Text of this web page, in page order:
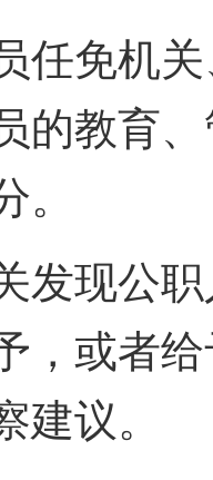
免机关
的教育
。
现公职
，或者
建议。